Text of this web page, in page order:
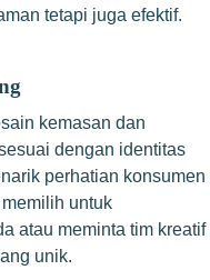
tetapi juga efektif.
kemasan dan
dengan identitas
perhatian konsumen
untuk
atau meminta tim kreatif
unik.